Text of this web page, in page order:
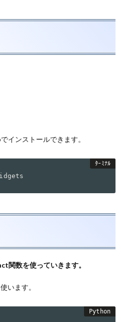
インストールできます。
数を使っていきます。
います。